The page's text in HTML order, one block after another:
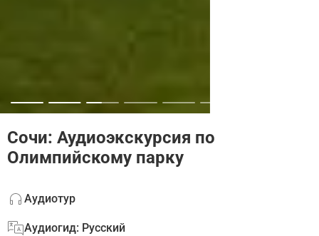
Сочи: Аудиоэкскурсия по
Олимпийскому парку
Аудиотур
Аудиогид: Русский